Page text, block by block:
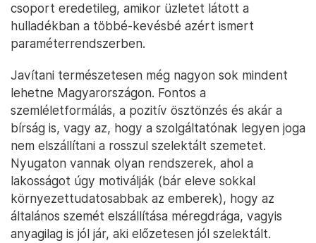
csoport eredetileg, amikor üzletet látott a
hulladékban a többé-kevésbé azért ismert
paraméterrendszerben.
Javítani természetesen még nagyon sok mindent
lehetne Magyarországon. Fontos a
szemléletformálás, a pozitív ösztönzés és akár a
bírság is, vagy az, hogy a szolgáltatónak legyen joga
nem elszállítani a rosszul szelektált szemetet.
Nyugaton vannak olyan rendszerek, ahol a
lakosságot úgy motiválják (bár eleve sokkal
környezettudatosabbak az emberek), hogy az
általános szemét elszállítása méregdrága, vagyis
anyagilag is jól jár, aki előzetesen jól szelektált.